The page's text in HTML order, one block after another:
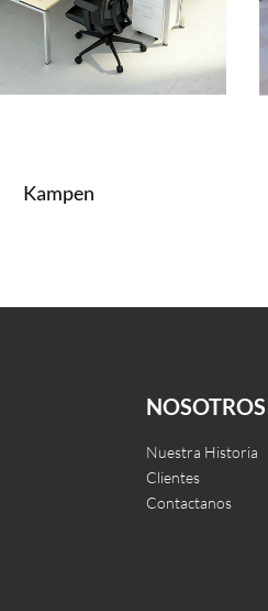
Kampen
NOSOTROS
Nuestra Historia
Clientes
Contactanos